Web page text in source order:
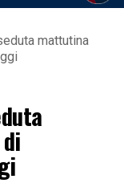
mattutina